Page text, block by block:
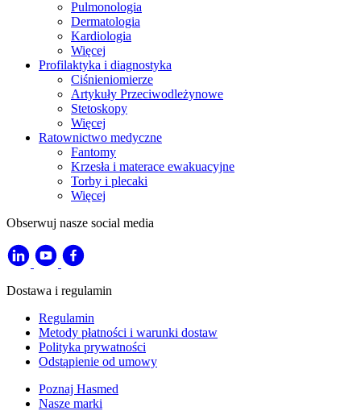
Pulmonologia
Dermatologia
Kardiologia
Więcej
Profilaktyka i diagnostyka
Ciśnieniomierze
Artykuły Przeciwodleżynowe
Stetoskopy
Więcej
Ratownictwo medyczne
Fantomy
Krzesła i materace ewakuacyjne
Torby i plecaki
Więcej
Obserwuj nasze social media
Dostawa i regulamin
Regulamin
Metody płatności i warunki dostaw
Polityka prywatności
Odstąpienie od umowy
Poznaj Hasmed
Nasze marki